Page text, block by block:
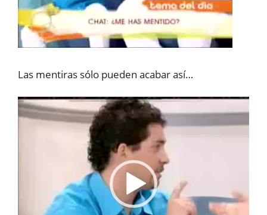
Las mentiras sólo pueden acabar así…
Reproductor
de